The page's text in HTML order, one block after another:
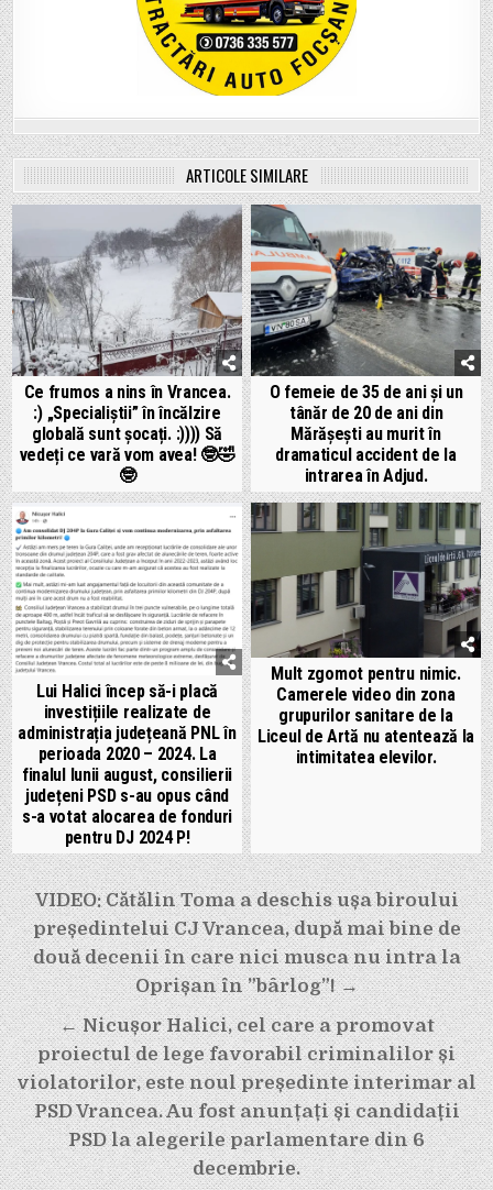
ARTICOLE SIMILARE
Ce frumos a nins în Vrancea.
:) „Specialiștii” în încălzire
globală sunt șocați. :)))) Să
vedeți ce vară vom avea! 🤓🤣
🤓
O femeie de 35 de ani și un
tânăr de 20 de ani din
Mărășești au murit în
dramaticul accident de la
intrarea în Adjud.
Lui Halici încep să-i placă
investițiile realizate de
administrația județeană PNL în
perioada 2020 – 2024. La
finalul lunii august, consilierii
județeni PSD s-au opus când
s-a votat alocarea de fonduri
pentru DJ 2024 P!
Mult zgomot pentru nimic.
Camerele video din zona
grupurilor sanitare de la
Liceul de Artă nu atentează la
intimitatea elevilor.
Navigare
în
articole
VIDEO: Cătălin Toma a deschis ușa biroului
președintelui CJ Vrancea, după mai bine de
două decenii în care nici musca nu intra la
Oprișan în ”bârlog”! →
← Nicușor Halici, cel care a promovat
proiectul de lege favorabil criminalilor și
violatorilor, este noul președinte interimar al
PSD Vrancea. Au fost anunțați și candidații
PSD la alegerile parlamentare din 6
decembrie.